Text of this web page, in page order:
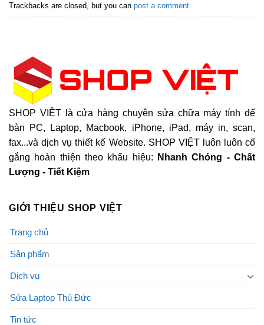
Trackbacks are closed, but you can post a comment
SHOP VIỆT là cửa hàng chuyên sửa chữa máy tính để
bàn PC, Laptop, Macbook, iPhone, iPad, máy in, scan,
fax...và dịch vụ thiết kế Website. SHOP VIỆT luôn luôn cố
gắng hoàn thiện theo khẩu hiệu:
Nhanh Chóng - Chất
Lượng - Tiết Kiệm
GIỚI THIỆU SHOP VIỆT
Trang chủ
Sản phẩm
Dịch vụ
Sửa Laptop Thủ Đức
Tin tức